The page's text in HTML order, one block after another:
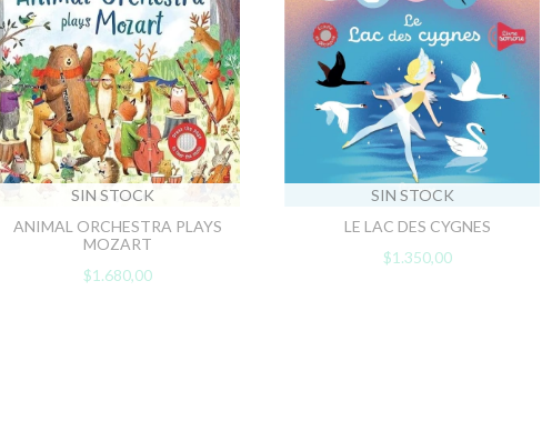
SIN STOCK
ANIMAL ORCHESTRA PLAYS
MOZART
$1.680,00
SIN STOCK
LE LAC DES CYGNES
$1.350,00